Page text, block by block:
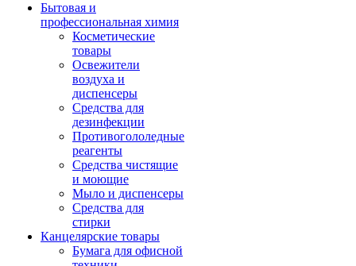
Бытовая и
профессиональная химия
Косметические
товары
Освежители
воздуха и
диспенсеры
Средства для
дезинфекции
Противогололедные
реагенты
Средства чистящие
и моющие
Мыло и диспенсеры
Средства для
стирки
Канцелярские товары
Бумага для офисной